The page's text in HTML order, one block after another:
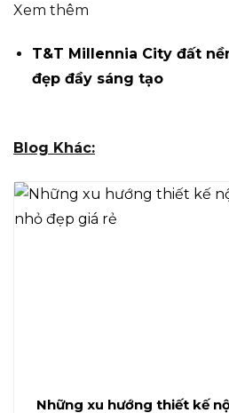
Xem thêm
T&T Millennia City đất
đẹp đầy sáng tạo
Blog Khác:
Những xu hướng thiết kế